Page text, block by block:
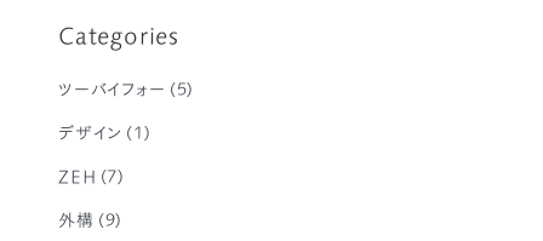
Categories
ツーバイフォー (5)
デザイン (1)
ZEH (7)
外構 (9)